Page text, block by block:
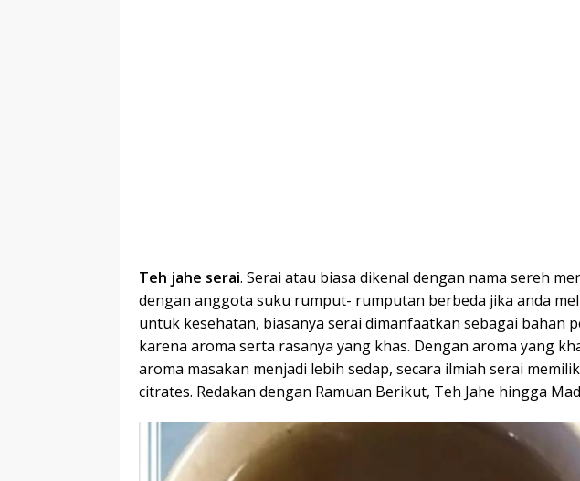
Teh jahe serai. Serai atau biasa dikenal dengan nama sereh
dengan anggota suku rumput- rumputan berbeda jika anda
untuk kesehatan, biasanya serai dimanfaatkan sebagai bahan
karena aroma serta rasanya yang khas. Dengan aroma yang
aroma masakan menjadi lebih sedap, secara ilmiah serai
citrates. Redakan dengan Ramuan Berikut, Teh Jahe hingga